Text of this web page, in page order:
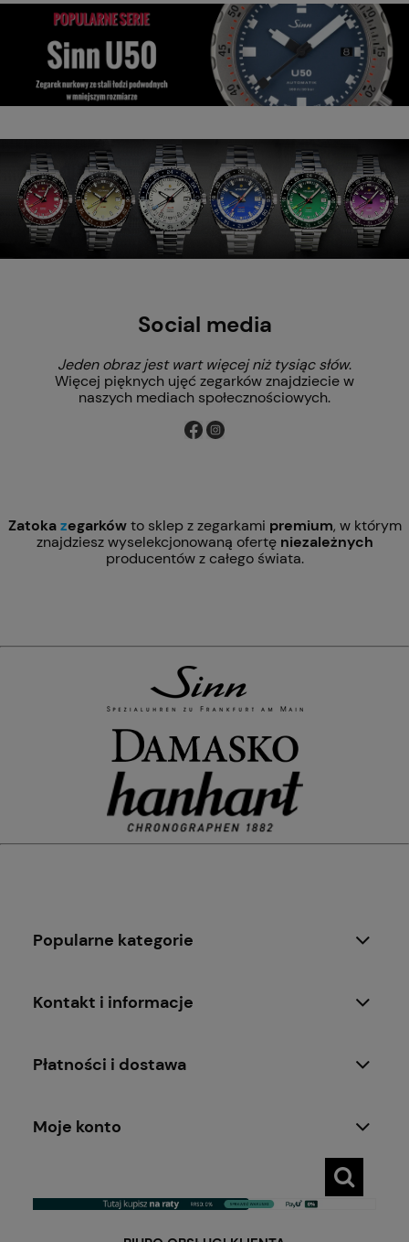
Social media
Jeden obraz jest wart więcej niż tysiąc słów.
Więcej pięknych ujęć zegarków znajdziecie w
naszych mediach społecznościowych.
Zatokazegarkówto sklep z zegarkami premium, w którym
znajdziesz wyselekcjonowaną ofertę niezależnych
producentów z całego świata.
Popularne kategorie
Kontakt i informacje
Płatności i dostawa
Moje konto